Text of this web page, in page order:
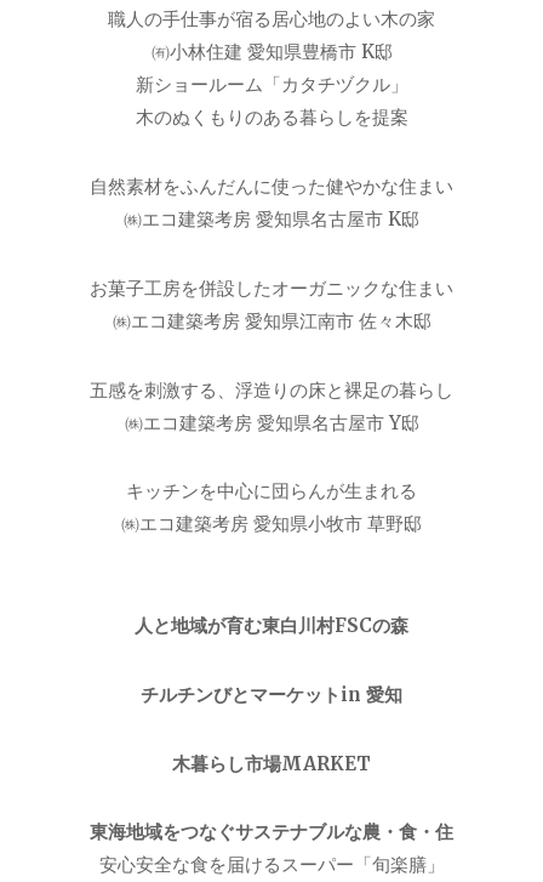
職人の手仕事が宿る居心地のよい木の家
㈲小林住建 愛知県豊橋市 K邸
新ショールーム「カタチヅクル」
木のぬくもりのある暮らしを提案
自然素材をふんだんに使った健やかな住まい
㈱エコ建築考房 愛知県名古屋市 K邸
お菓子工房を併設したオーガニックな住まい
㈱エコ建築考房 愛知県江南市 佐々木邸
五感を刺激する、浮造りの床と裸足の暮らし
㈱エコ建築考房 愛知県名古屋市 Y邸
キッチンを中心に団らんが生まれる
㈱エコ建築考房 愛知県小牧市 草野邸
人と地域が育む東白川村FSCの森
チルチンびとマーケットin 愛知
木暮らし市場MARKET
東海地域をつなぐサステナブルな農・食・住
安心安全な食を届けるスーパー「旬楽膳」